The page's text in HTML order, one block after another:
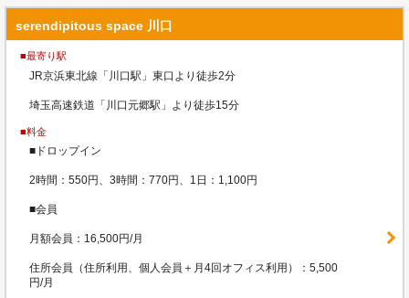
serendipitous space 川口
■最寄り駅
JR京浜東北線「川口駅」東口より徒歩2分
埼玉高速鉄道「川口元郷駅」より徒歩15分
■料金
■ドロップイン
2時間：550円、3時間：770円、1日：1,100円
■会員
月額会員：16,500円/月
住所会員（住所利用、個人会員＋月4回オフィス利用）：5,500
円/月